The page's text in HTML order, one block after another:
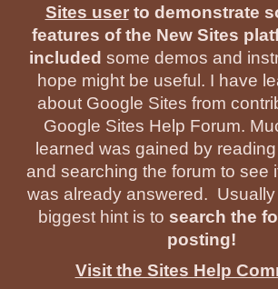
Sites userto demonstrate
features of the New Sites
included some demos and
hope might be useful. I have
about Google Sites from
Google Sites Help Forum.
learned was gained by
and searching the forum to see
was already answered.
biggest hint is to search the
posting!
Visit the Sites Help